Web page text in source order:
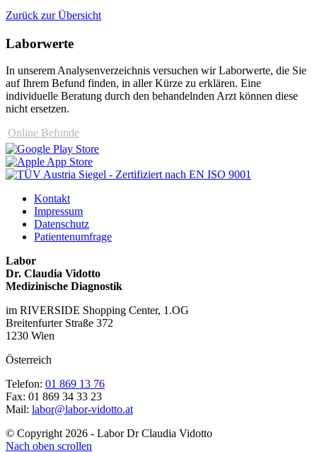
Zurück zur Übersicht
Laborwerte
In unserem Analysen­verzeichnis versuchen wir Laborwerte, die Sie
auf Ihrem Befund finden, in aller Kürze zu erklären. Eine
individuelle Beratung durch den behandelnden Arzt können diese
nicht ersetzen.
Online Befunde
Kontakt
Impressum
Datenschutz
Patientenumfrage
Labor
Dr. Claudia Vidotto
Medizinische Diagnostik
im RIVERSIDE Shopping Center, 1.OG
Breitenfurter Straße 372
1230 Wien
Österreich
Telefon: 01 869 13 76
Fax: 01 869 34 33 23
Mail: labor@labor-vidotto.at
© Copyright 2026 - Labor Dr Claudia Vidotto
Nach oben scrollen